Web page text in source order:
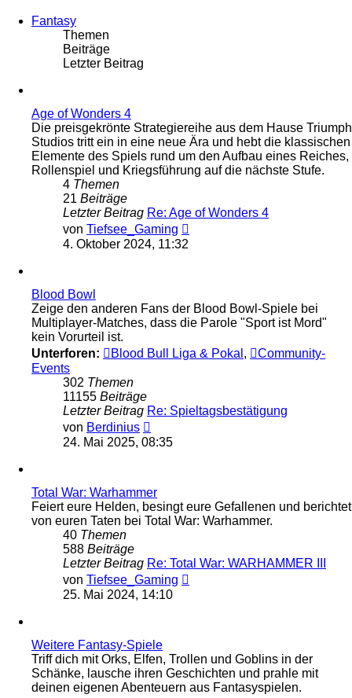
Fantasy
Themen
Beiträge
Letzter Beitrag
Age of Wonders 4
Die preisgekrönte Strategiereihe aus dem Hause Triumph
Studios tritt ein in eine neue Ära und hebt die klassischen
Elemente des Spiels rund um den Aufbau eines Reiches,
Rollenspiel und Kriegsführung auf die nächste Stufe.
4 Themen
21 Beiträge
Letzter Beitrag Re: Age of Wonders 4
von Tiefsee_Gaming
4. Oktober 2024, 11:32
Blood Bowl
Zeige den anderen Fans der Blood Bowl-Spiele bei
Multiplayer-Matches, dass die Parole "Sport ist Mord"
kein Vorurteil ist.
Unterforen:
Blood Bull Liga & Pokal ,
Community-
Events
302 Themen
11155 Beiträge
Letzter Beitrag Re: Spieltagsbestätigung
von Berdinius
Beitrag
24. Mai 2025, 08:35
Total War: Warhammer
Feiert eure Helden, besingt eure Gefallenen und berichtet
von euren Taten bei Total War: Warhammer.
40 Themen
588 Beiträge
Letzter Beitrag Re: Total War: WARHAMMER III
von Tiefsee_Gaming
25. Mai 2024, 14:10
Weitere Fantasy-Spiele
Triff dich mit Orks, Elfen, Trollen und Goblins in der
Schänke, lausche ihren Geschichten und prahle mit
deinen eigenen Abenteuern aus Fantasyspielen.